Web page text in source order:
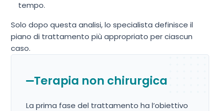
tempo.
Solo dopo questa analisi, lo specialista definisce il
piano di trattamento più appropriato per ciascun
caso.
Terapia non chirurgica
La prima fase del trattamento ha l’obiettivo